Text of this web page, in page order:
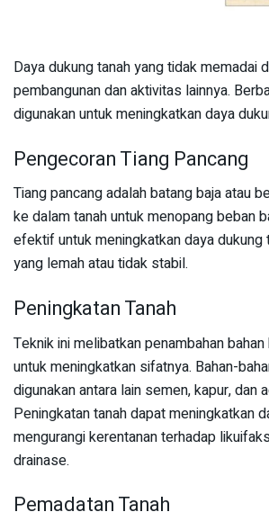
Daya dukung tanah yang tidak memadai
pembangunan dan aktivitas lainnya.
digunakan untuk meningkatkan daya
Pengecoran Tiang Pancang
Tiang pancang adalah batang baja atau
ke dalam tanah untuk menopang beban
efektif untuk meningkatkan daya dukung
yang lemah atau tidak stabil.
Peningkatan Tanah
Teknik ini melibatkan penambahan
untuk meningkatkan sifatnya. Bahan-
digunakan antara lain semen, kapur, dan
Peningkatan tanah dapat meningkatkan
mengurangi kerentanan terhadap
drainase.
Pemadatan Tanah